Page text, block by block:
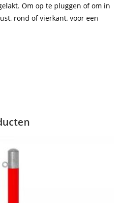
Om op te pluggen of om in
rond of vierkant, voor een